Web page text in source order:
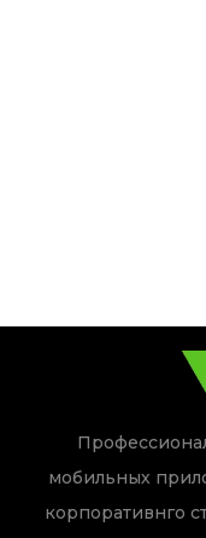
мобильных
корпоративнго